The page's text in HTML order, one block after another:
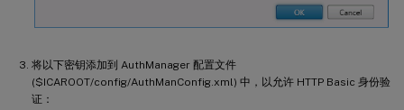
将以下密钥添加到 AuthManager 配置文件
($ICAROOT/config/AuthManConfig.xml) 中，以允许 HTTP Basic 身份验
证：